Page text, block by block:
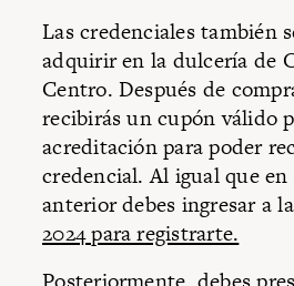
Las credenciales también
adquirir en la dulcería de
Centro. Después de
recibirás un cupón válido
acreditación para poder
credencial. Al igual que
anterior debes ingresar a
2024 para registrarte.